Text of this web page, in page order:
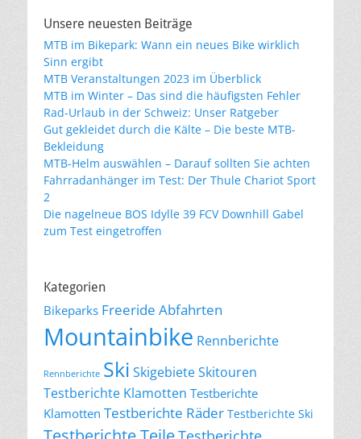
Unsere neuesten Beiträge
MTB im Bikepark: Wann ein neues Bike wirklich
Sinn ergibt
MTB Veranstaltungen 2023 im Überblick
MTB im Winter – Das sind die häufigsten Fehler
Rad-Urlaub in der Schweiz: Unser Ratgeber
Gut gekleidet durch die Kälte – Die beste MTB-
Bekleidung
MTB-Helm auswählen – Darauf sollten Sie achten
Fahrradanhänger im Test: Der Thule Chariot Sport
2
Die nagelneue BOS Idylle 39 FCV Downhill Gabel
zum Test eingetroffen
Kategorien
Bikeparks Freeride Abfahrten
Mountainbike Rennberichte
Rennberichte Ski SkigebieteSkitouren
Testberichte Klamotten Testberichte
Klamotten Testberichte Räder Testberichte Ski